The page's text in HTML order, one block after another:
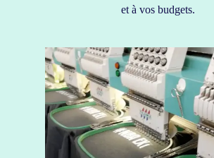
et à vos budgets.